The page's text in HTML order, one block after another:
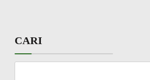
CARI